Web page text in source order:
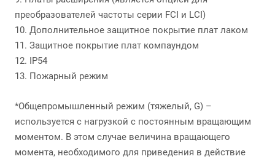
преобразователей частоты серии FCI и LCI)
10. Дополнительное защитное покрытие плат лаком
11. Защитное покрытие плат компаундом
12. IP54
13. Пожарный режим
*Общепромышленный режим (тяжелый, G) –
используется с нагрузкой с постоянным вращающим
моментом. В этом случае величина вращающего
момента, необходимого для приведения в действие